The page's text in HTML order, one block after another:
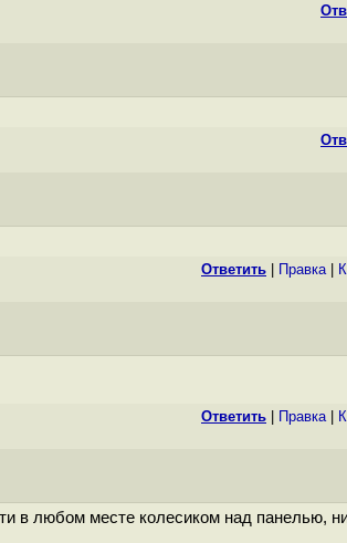
Ответить Правка|
Ответить Правка|
в любом месте колесиком над панелью,